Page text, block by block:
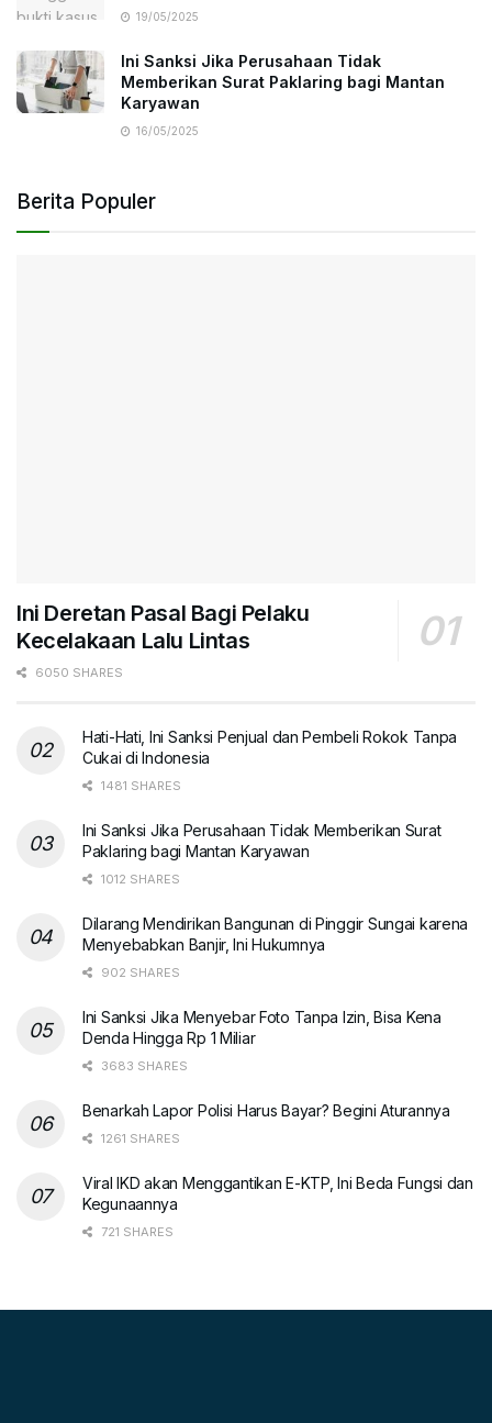
19/05/2025
Ini Sanksi Jika Perusahaan Tidak
Memberikan Surat Paklaring bagi Mantan
Karyawan
16/05/2025
Berita Populer
Ini Deretan Pasal Bagi Pelaku
Kecelakaan Lalu Lintas
6050 SHARES
Hati-Hati, Ini Sanksi Penjual dan Pembeli Rokok Tanpa
Cukai di Indonesia
1481 SHARES
Ini Sanksi Jika Perusahaan Tidak Memberikan Surat
Paklaring bagi Mantan Karyawan
1012 SHARES
Dilarang Mendirikan Bangunan di Pinggir Sungai karena
Menyebabkan Banjir, Ini Hukumnya
902 SHARES
Ini Sanksi Jika Menyebar Foto Tanpa Izin, Bisa Kena
Denda Hingga Rp 1 Miliar
3683 SHARES
Benarkah Lapor Polisi Harus Bayar? Begini Aturannya
1261 SHARES
Viral IKD akan Menggantikan E-KTP, Ini Beda Fungsi dan
Kegunaannya
721 SHARES